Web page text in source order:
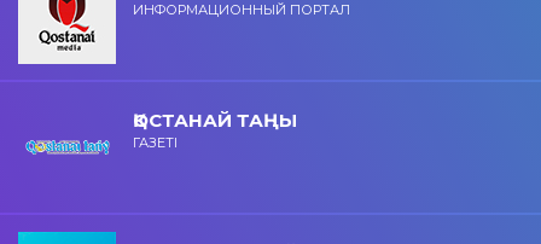
ИНФОРМАЦИОННЫЙ ПОРТАЛ
ҚОСТАНАЙ ТАҢЫ
ГАЗЕТІ